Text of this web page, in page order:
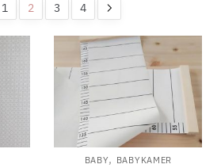
1 2 3 4
BABY, BABYKAMER